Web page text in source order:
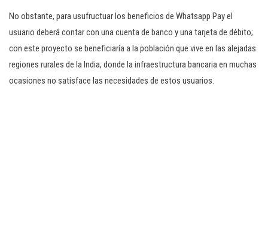
No obstante, para usufructuar los beneficios de Whatsapp Pay el
usuario deberá contar con una cuenta de banco y una tarjeta de débito;
con este proyecto se beneficiaría a la población que vive en las alejadas
regiones rurales de la India, donde la infraestructura bancaria en muchas
ocasiones no satisface las necesidades de estos usuarios.